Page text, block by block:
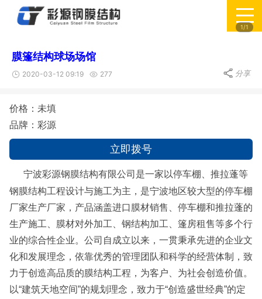
1/1
膜篷结构球场场馆
2020-03-12 09:19 277 分享
价格：未填
品牌：彩源
立即拨号
宁波彩源钢膜结构有限公司是一家以停车棚、推拉蓬等
钢膜结构工程设计与施工为主，是宁波地区较大型的停车棚
厂家生产厂家，产品涵盖进口膜材销售、停车棚和推拉蓬的
生产施工、膜材对外加工、钢结构加工、篷房租售等多个行
业的综合性企业。公司自成立以来，一贯秉承先进的企业文
化和发展理念，依靠优秀的管理团队和科学的经营体制，致
力于创造高品质的膜结构工程，为客户、为社会创造价值。
以“建筑天地空间”的规划理念，致力于“创造盛世经典”的定